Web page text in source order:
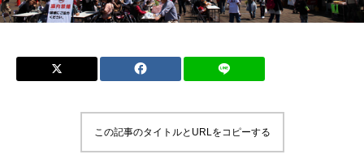
この記事のタイトルとURLをコピーする